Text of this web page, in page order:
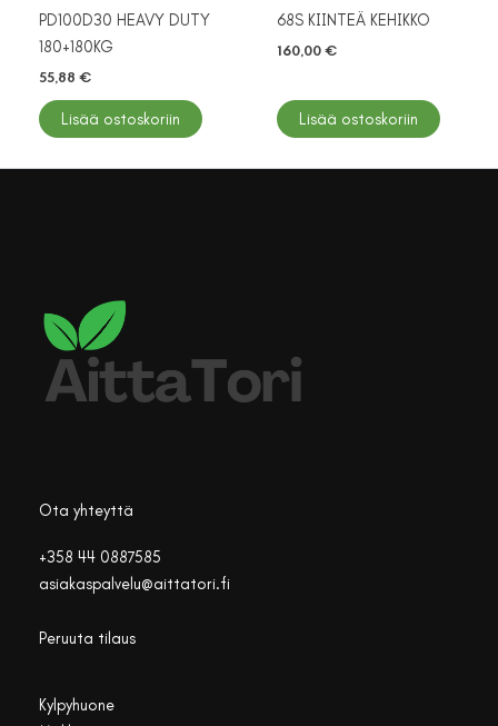
PD100D30 HEAVY DUTY
180+180KG
55,88 €
Lisää ostoskoriin
68S KIINTEÄ KEHIKKO
160,00 €
Lisää ostoskoriin
Ota yhteyttä
+358 44 0887585
asiakaspalvelu@aittatori.fi
Peruuta tilaus
Kylpyhuone